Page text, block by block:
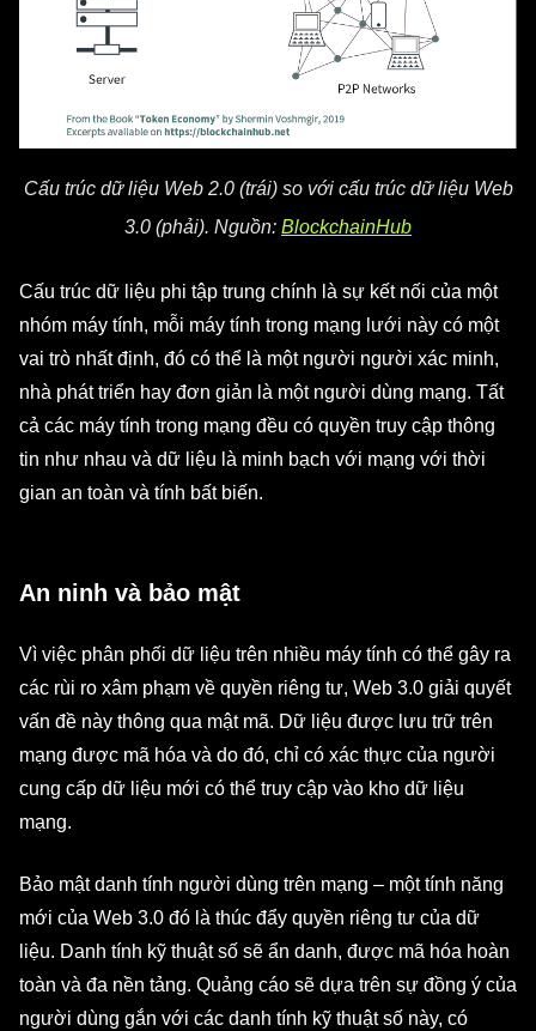
Cấu trúc dữ liệu Web 2.0 (trái) so với cấu trúc dữ liệu Web
3.0 (phải). Nguồn: BlockchainHub
Cấu trúc dữ liệu phi tập trung chính là sự kết nối của một
nhóm máy tính, mỗi máy tính trong mạng lưới này có một
vai trò nhất định, đó có thể là một người người xác minh,
nhà phát triển hay đơn giản là một người dùng mạng. Tất
cả các máy tính trong mạng đều có quyền truy cập thông
tin như nhau và dữ liệu là minh bạch với mạng với thời
gian an toàn và tính bất biến.
An ninh và bảo mật
Vì việc phân phối dữ liệu trên nhiều máy tính có thể gây ra
các rùi ro xâm phạm về quyền riêng tư, Web 3.0 giải quyết
vấn đề này thông qua mật mã. Dữ liệu được lưu trữ trên
mạng được mã hóa và do đó, chỉ có xác thực của người
cung cấp dữ liệu mới có thể truy cập vào kho dữ liệu
mạng.
Bảo mật danh tính người dùng trên mạng – một tính năng
mới của Web 3.0 đó là thúc đẩy quyền riêng tư của dữ
liệu. Danh tính kỹ thuật số sẽ ẩn danh, được mã hóa hoàn
toàn và đa nền tảng. Quảng cáo sẽ dựa trên sự đồng ý của
người dùng gắn với các danh tính kỹ thuật số này, có